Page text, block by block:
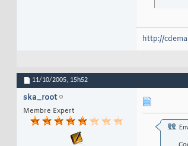
http://
11/10/2005, 15h52
ska_root
Membre Expert